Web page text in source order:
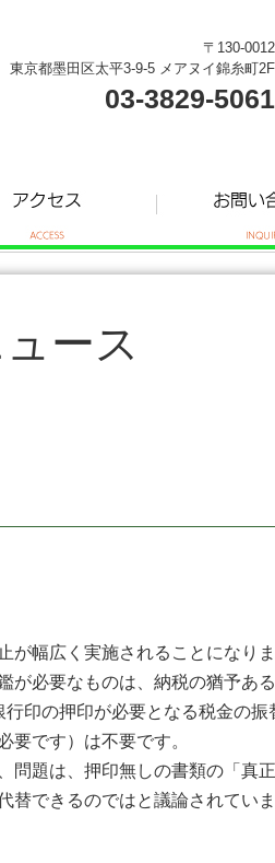
〒130-0012
東京都墨田区太平3-9-5 メアヌイ錦糸町2F
03-3829-5061
ース
幅広く実施されることになり
必要なものは、納税の猶予あ
印の押印が必要となる税金の
要です）は不要です。
題は、押印無しの書類の「真
できるのではと議論されてい